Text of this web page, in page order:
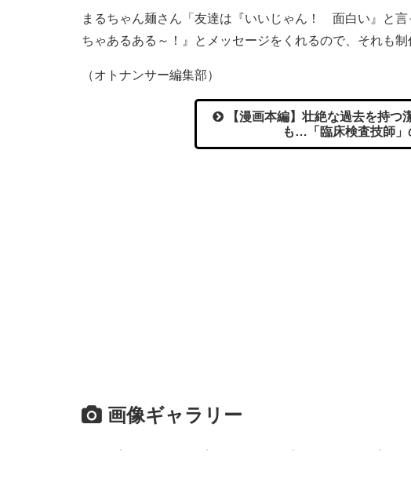
まるちゃん麺さん「友達は『いいじゃん！ 面白い』と
ちゃあるある～！』とメッセージをくれるので、それも
（オトナンサー編集部）
【漫画本編】壮絶な過去を持つ
も…「臨床検査技師」
画像ギャラリー